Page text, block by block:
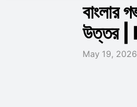
বাংলার
উত্তর
May 19, 2026